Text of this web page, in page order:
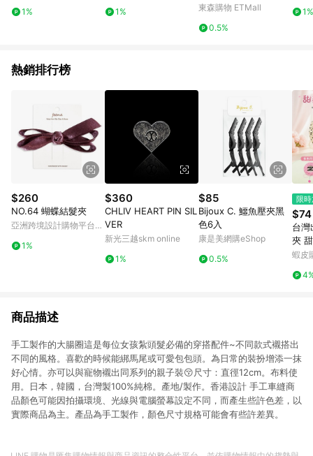
1% 1%
加肥加大褲衩頭平四角
東森購物 ETMall
0.5%
1%
熱銷排行榜
$260
NO.64 蝴蝶結髮夾
亞洲跨境設計購物平台
1%
$360
CHLIV HEART PIN SIL
VER
新光三越skm online
1%
$85
Bijoux C. 鱷魚壓夾黑
色6入
康是美網購eShop
0.5%
限
$74
台灣
夾
勺扁
小女
蝦皮
商品描述
手工製作的大腸圈這是每位女孩紮頭髮必備的穿搭配件~不同款式襯搭出
不同的風格。喜歡的時候能綁馬尾或可愛包包頭。為日常的裝扮增添一抹
好心情。亦可以與寵物襯出同系列的親子裝😚尺寸：直徑12cm。布料使
用。日本，韓國，台灣製100%純棉。產地/製作。香港設計 手工車縫商
品顏色可能因拍攝環境、光線與電腦螢幕設定不同，而產生些許色差，以
實際商品為主。產品為手工製作，顏色尺寸規格可能會有些許差異。